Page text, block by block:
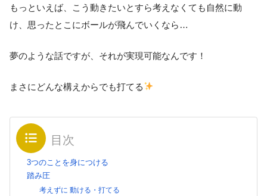
もっといえば、こう動きたいとすら考えなくても自然に動
け、思ったとこにボールが飛んでいくなら…
夢のような話ですが、それが実現可能なんです！
まさにどんな構えからでも打てる
目次
3つのことを身につける
踏み圧
考えずに 動ける・打てる